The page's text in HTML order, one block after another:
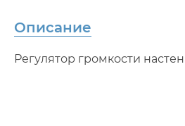
Описание
Регулятор громкости